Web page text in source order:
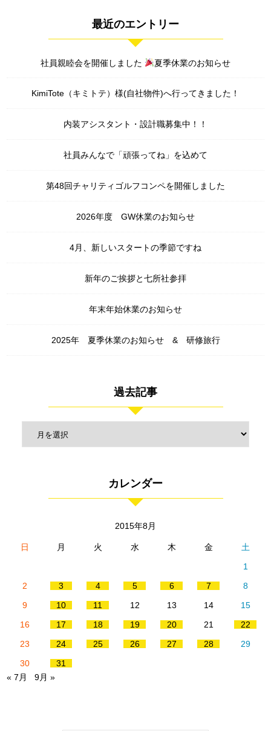
最近のエントリー
社員親睦会を開催しました 夏季休業のお知らせ
KimiTote（キミトテ）様(自社物件)へ行ってきました！
内装アシスタント・設計職募集中！！
社員みんなで「頑張ってね」を込めて
第48回チャリティゴルフコンペを開催しました
2026年度 GW休業のお知らせ
4月、新しいスタートの季節ですね
新年のご挨拶と七所社参拝
年末年始休業のお知らせ
2025年 夏季休業のお知らせ & 研修旅行
過去記事
カレンダー
2015年8月
日 月 火 水 木 金
土
1
2
3 4 5 6 7
8
9
10 11 12 13 14
15
16
17 18 19 20 21
22
23
24 25 26 27 28
29
30
31
« 7月
9月 »